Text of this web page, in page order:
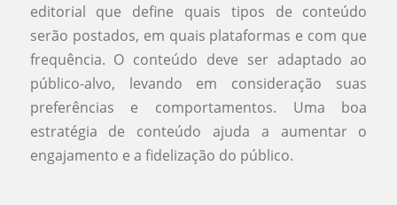
editorial que define quais tipos de conteúdo
serão postados, em quais plataformas e com que
frequência. O conteúdo deve ser adaptado ao
público-alvo, levando em consideração suas
preferências e comportamentos. Uma boa
estratégia de conteúdo ajuda a aumentar o
engajamento e a fidelização do público.